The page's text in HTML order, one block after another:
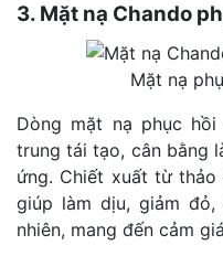
3. Mặt nạ Chando
Mặt nạ
Dòng mặt nạ phục
trung tái tạo, cân bằng
ứng. Chiết xuất từ
giúp làm dịu, giảm
nhiên, mang đến cảm